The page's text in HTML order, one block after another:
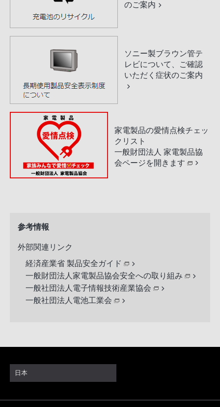
のご案内
ソニー製ブラウン管テ
レビについて、ご確認
いただく症状のご案内
家電製品の愛情点検チェッ
クリスト
一般財団法人 家電製品協
会ページを開きます
参考情報
外部関連リンク
経済産業省 製品安全ガイド
一般財団法人家電製品協会安全への取り組み
一般社団法人電子情報技術産業協会
一般社団法人電池工業会
日本